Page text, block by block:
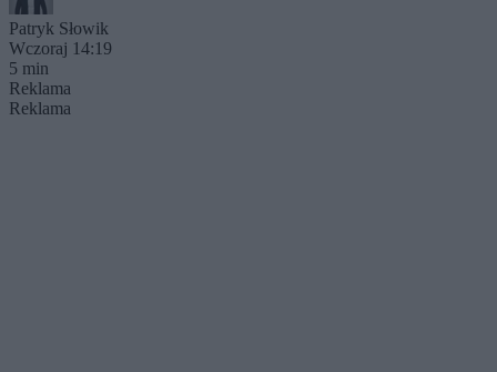
Patryk Słowik
Wczoraj 14:19
5 min
Reklama
Reklama